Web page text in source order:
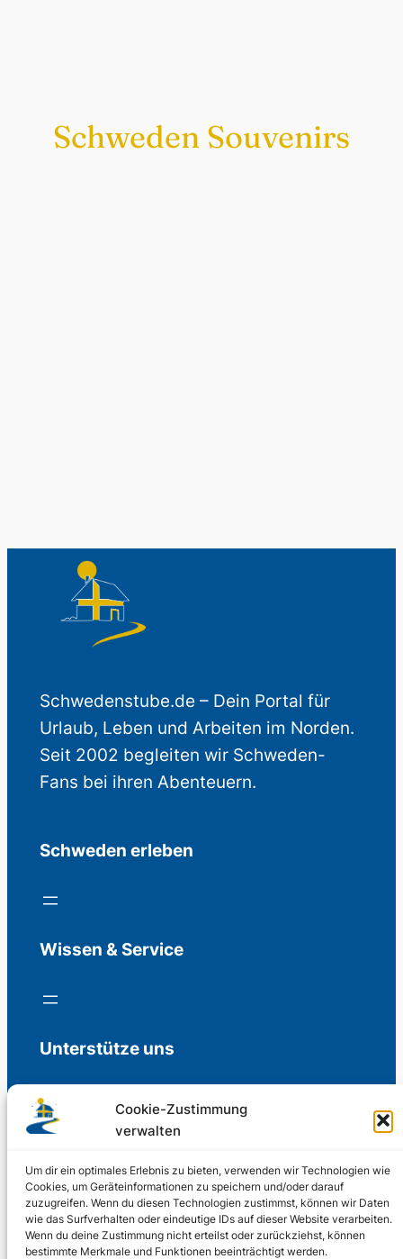
Cookie-Zustimmung
verwalten
Um dir ein optimales Erlebnis zu bieten, verwenden wir Technologien wie
Cookies, um Geräteinformationen zu speichern und/oder darauf
zuzugreifen. Wenn du diesen Technologien zustimmst, können wir Daten
wie das Surfverhalten oder eindeutige IDs auf dieser Website verarbeiten.
Wenn du deine Zustimmung nicht erteilst oder zurückziehst, können
bestimmte Merkmale und Funktionen beeinträchtigt werden.
Schweden Souvenirs
Schwedenstube.de – Dein Portal für
Urlaub, Leben und Arbeiten im Norden.
Seit 2002 begleiten wir Schweden-
Fans bei ihren Abenteuern.
Schweden erleben
Wissen & Service
Unterstütze uns
Freiwillige Spenden für die Aufrechterhaltung
Support us